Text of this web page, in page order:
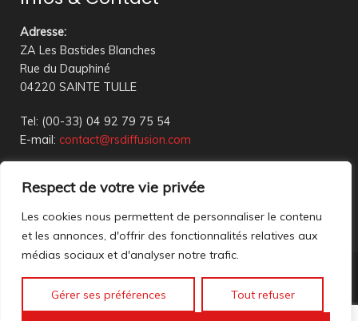
Respect de votre vie privée
Les cookies nous permettent de personnaliser le contenu
et les annonces, d'offrir des fonctionnalités relatives aux
médias sociaux et d'analyser notre trafic.
Gérer ses préférences Tout refuser
Adresse:
ZA Les Bastides Blanches
Rue du Dauphiné
04220 SAINTE TULLE
Tel: (00-33) 04 92 79 75 54
E-mail: contact@rsdiffusion.com
18h00
Réception en magasin sur rendez-vous uniquement
Nous contacter
Mentions légales